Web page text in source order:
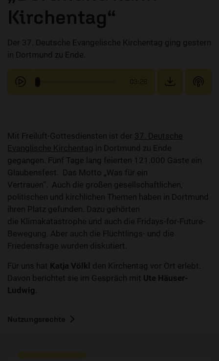
Kirchentag“
Der 37. Deutsche Evangelische Kirchentag ging gestern
in Dortmund zu Ende.
03:26
Mit Freiluft-Gottesdiensten ist der 37. Deutsche
Evanglische Kirchentag in Dortmund zu Ende
gegangen. Fünf Tage lang feierten 121.000 Gäste ein
Glaubensfest. Das Motto „Was für ein
Vertrauen“. Auch die großen gesellschaftlichen,
politischen und kirchlichen Themen haben in Dortmund
ihren Platz gefunden. Dazu gehörten
die Klimakatastrophe und auch die Fridays-for-Future-
Bewegung. Aber auch die Flüchtlings- und die
Friedensfrage wurden diskutiert.
Für uns hat Katja Völkl den Kirchentag vor Ort erlebt.
Davon berichtet sie im Gespräch mit Ute Häuser-
Ludwig
Nutzungsrechte